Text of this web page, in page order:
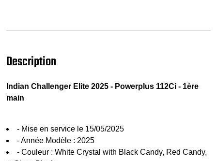
Description
Indian Challenger Elite 2025 - Powerplus 112Ci - 1ère
main
- Mise en service le 15/05/2025
- Année Modèle : 2025
- Couleur : White Crystal with Black Candy, Red Candy,